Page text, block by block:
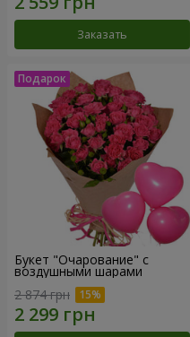
Заказать
Букет "Очарование" с
воздушными шарами
2 874 грн